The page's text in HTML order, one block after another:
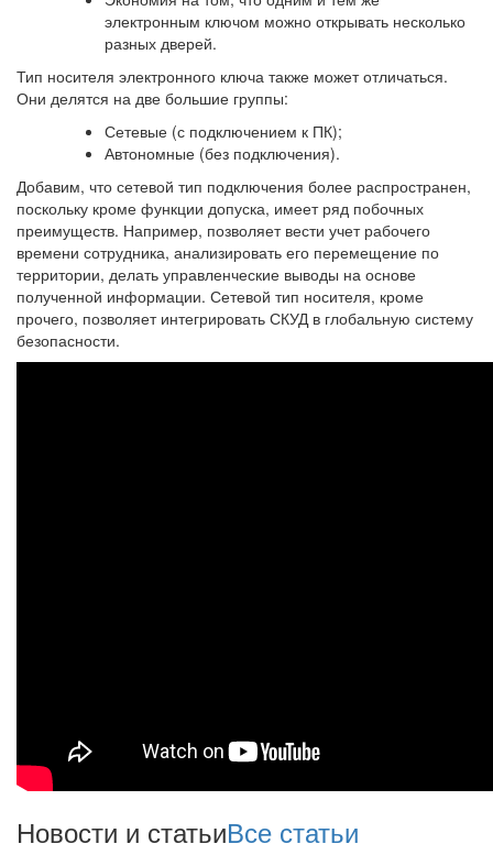
электронным ключом можно открывать несколько
разных дверей.
Тип носителя электронного ключа также может отличаться.
Они делятся на две большие группы:
Сетевые (с подключением к ПК);
Автономные (без подключения).
Добавим, что сетевой тип подключения более распространен,
поскольку кроме функции допуска, имеет ряд побочных
преимуществ. Например, позволяет вести учет рабочего
времени сотрудника, анализировать его перемещение по
территории, делать управленческие выводы на основе
полученной информации. Сетевой тип носителя, кроме
прочего, позволяет интегрировать СКУД в глобальную систему
безопасности.
Новости и статьиВсе статьи